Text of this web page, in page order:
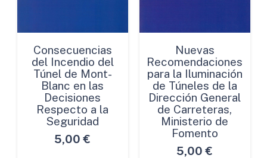
Consecuencias
del Incendio del
Túnel de Mont-
Blanc en las
Decisiones
Respecto a la
Seguridad
5,00 €
Nuevas
Recomendaciones
para la Iluminación
de Túneles de la
Dirección General
de Carreteras,
Ministerio de
Fomento
5,00 €